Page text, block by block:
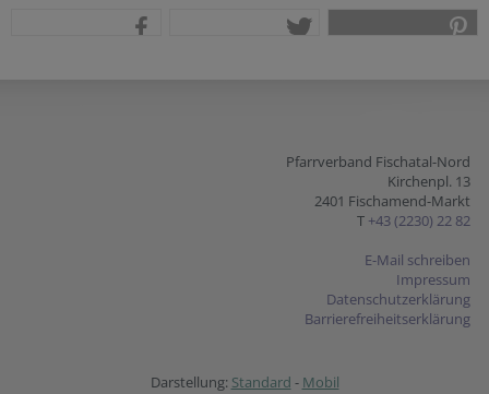
Pfarrverband Fischatal-Nord
Kirchenpl. 13
2401 Fischamend-Markt
T +43 (2230) 22 82
E-Mail schreiben
Impressum
Datenschutzerklärung
Barrierefreiheitserklärung
Darstellung: Standard - Mobil